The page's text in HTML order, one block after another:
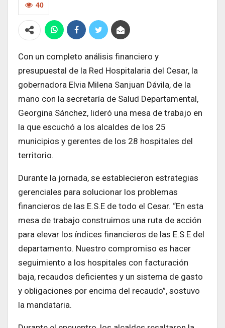
40
Con un completo análisis financiero y
presupuestal de la Red Hospitalaria del Cesar, la
gobernadora Elvia Milena Sanjuan Dávila, de la
mano con la secretaría de Salud Departamental,
Georgina Sánchez, lideró una mesa de trabajo en
la que escuchó a los alcaldes de los 25
municipios y gerentes de los 28 hospitales del
territorio.
Durante la jornada, se establecieron estrategias
gerenciales para solucionar los problemas
financieros de las E.S.E de todo el Cesar. “En esta
mesa de trabajo construimos una ruta de acción
para elevar los índices financieros de las E.S.E del
departamento. Nuestro compromiso es hacer
seguimiento a los hospitales con facturación
baja, recaudos deficientes y un sistema de gasto
y obligaciones por encima del recaudo”, sostuvo
la mandataria.